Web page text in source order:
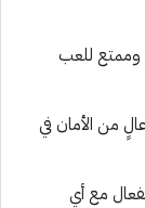
وممتع للعب
من الأمان في
مع أي